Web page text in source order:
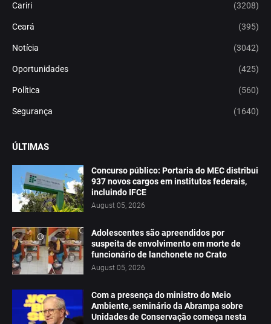
Cariri (3208)
Ceará (395)
Notícia (3042)
Oportunidades (425)
Política (560)
Segurança (1640)
ÚLTIMAS
Concurso público: Portaria do MEC distribui
937 novos cargos em institutos federais,
incluindo IFCE
August 05, 2026
Adolescentes são apreendidos por
suspeita de envolvimento em morte de
funcionário de lanchonete no Crato
August 05, 2026
Com a presença do ministro do Meio
Ambiente, seminário da Abrampa sobre
Unidades de Conservação começa nesta